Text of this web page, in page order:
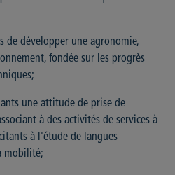
de développer une agronomie,
fondée sur les progrès
une attitude de prise de
à des activités de services à
à l'étude de langues
mobilité;